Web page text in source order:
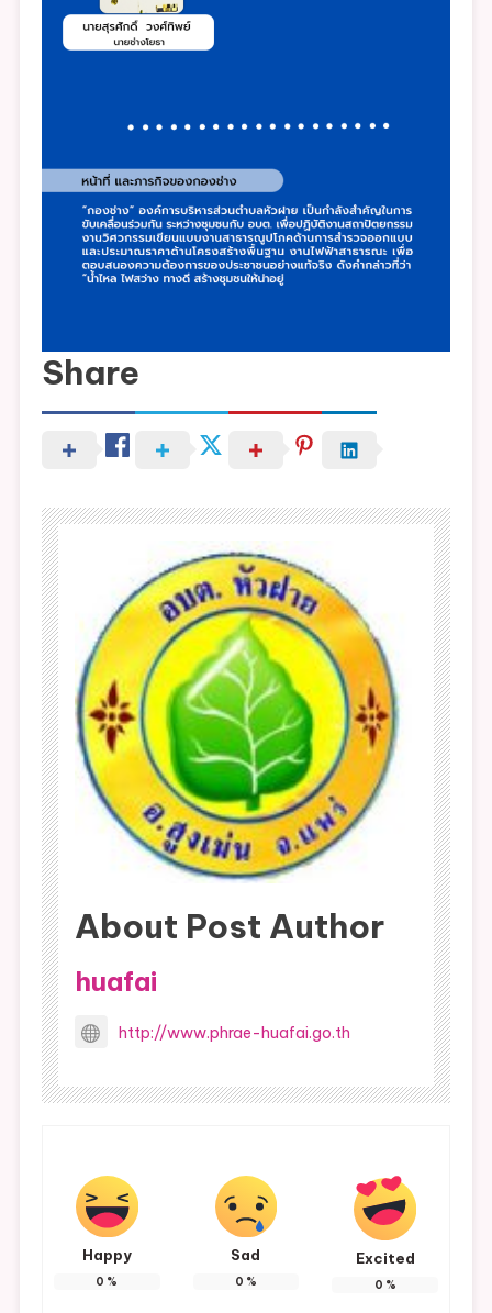
Share
About Post Author
huafai
http://www.phrae-huafai.go.th
Happy
0 %
Sad
0 %
Excited
0 %